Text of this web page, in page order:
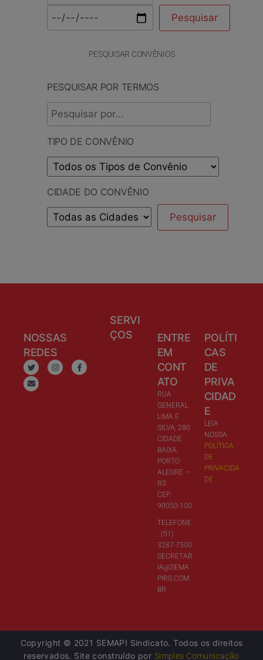
PESQUISAR CONVÊNIOS
PESQUISAR POR TERMOS
TIPO DE CONVÊNIO
CIDADE DO CONVÊNIO
NOSSAS
REDES
SERVI
ÇOS
ENTRE
EM
CONT
ATO
RUA
GENERAL
LIMA E
SILVA, 280
CIDADE
BAIXA,
PORTO
ALEGRE –
RS
CEP:
90050-100
TELEFONE
: (51)
3287-7500
SECRETAR
IA@SEMA
PIRS.COM.
BR
POLÍTI
CAS
DE
PRIVA
CIDAD
E
LEIA
NOSSA
POLÍTICA
DE
PRIVACIDA
DE
Copyright © 2021 SEMAPI Sindicato. Todos os direitos
reservados. Site construído por Simples Comunicação